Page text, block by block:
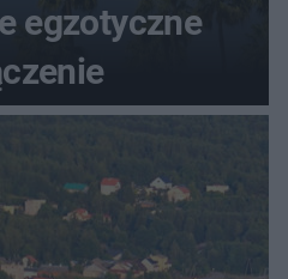
egzotyczne